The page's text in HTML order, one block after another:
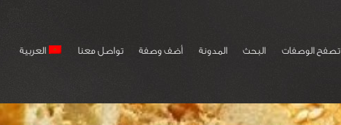
تصفح الوصفات البحث المدونة أضف وصفة تواصل معنا العربية